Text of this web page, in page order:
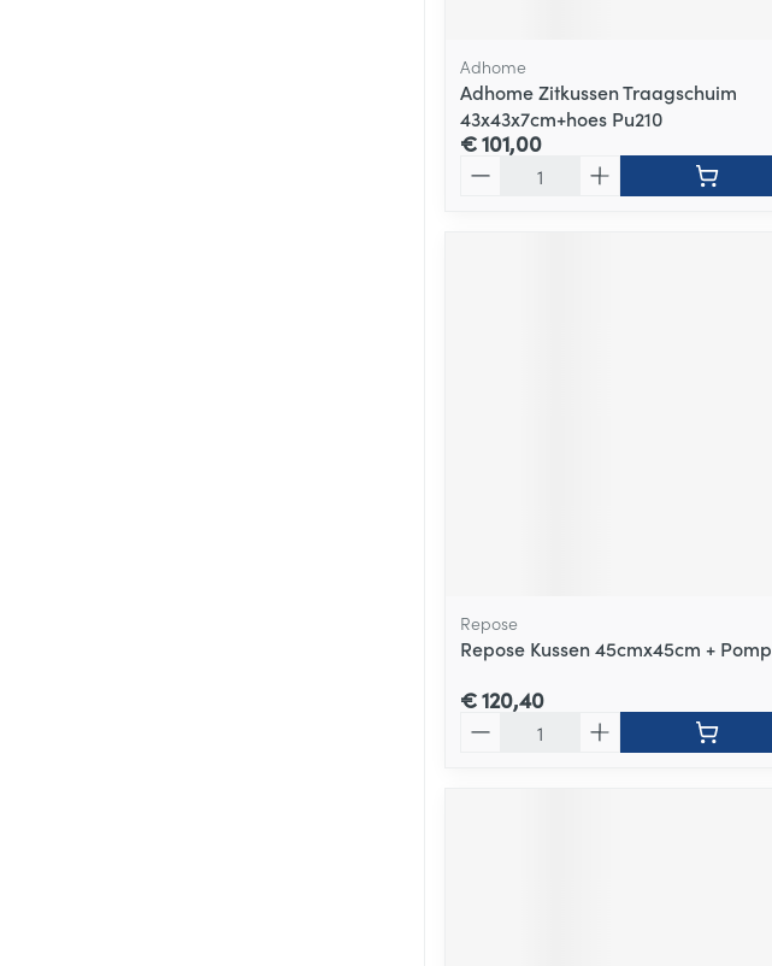
Adhome
Adhome Zitkussen Traagschuim
43x43x7cm+hoes Pu210
€ 101,00
Repose
Repose Kussen 45cmx45cm + Pomp
€ 120,40